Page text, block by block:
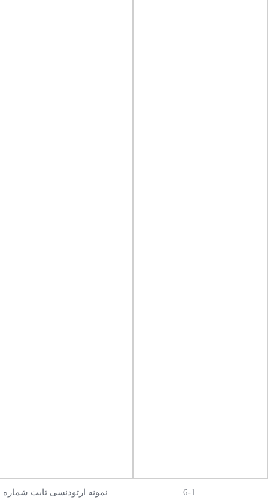
6-1 نمونه ارتودنسی ثابت شماره